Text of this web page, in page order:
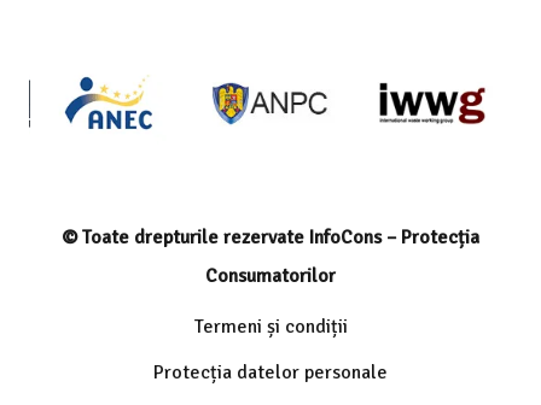
© Toate drepturile rezervate InfoCons – Protecția
Consumatorilor
Termeni și condiții
Protecția datelor personale